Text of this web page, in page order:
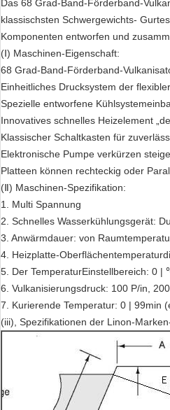
Das 68 Grad-Band-Förderband-
klassischsten Schwergewichts-
Komponenten entworfen und
(Ⅰ) Maschinen-Eigenschaft:
68 Grad-Band-Förderband-
Einheitliches Drucksystem der
Spezielle entworfene
Innovatives schnelles Heizelement
Klassischer Schaltkasten für
Elektronische Pumpe verkürzen
Platteen können rechteckig oder
(Ⅱ) Maschinen-Spezifikation:
1. Multi Spannung
2. Schnelles Wasserkühlungsgerät:
3. Anwärmdauer: von
4. Heizplatte-
5. Der TemperaturEinstellbereich: 0 |
6. Vulkanisierungsdruck: 100 P/in,
7. Kurierende Temperatur: 0 | 99min
(iii), Spezifikationen der Linon-